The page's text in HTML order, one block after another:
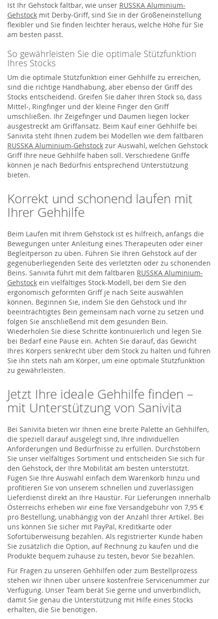
Ist Ihr Gehstock faltbar, wie unser RUSSKA Aluminium-
Gehstock mit Derby-Griff, sind Sie in der Größeneinstellung
flexibler und Sie finden leichter heraus, welche Höhe für Sie
am besten passt.
So gewährleisten Sie die optimale Stützfunktion
Ihres Stocks
Um die optimale Stützfunktion einer Gehhilfe zu erreichen,
sind die richtige Handhabung, aber ebenso der Griff des
Stocks entscheidend. Greifen Sie daher Ihren Stock so, dass
Mittel-, Ringfinger und der kleine Finger den Griff
umschließen. Ihr Zeigefinger und Daumen liegen locker
ausgestreckt am Griffansatz. Beim Kauf einer Gehhilfe bei
Sanivita steht Ihnen zudem bei Modellen wie dem faltbaren
RUSSKA Aluminium-Gehstock zur Auswahl, welchen Gehstock
Griff Ihre neue Gehhilfe haben soll. Verschiedene Griffe
können je nach Bedürfnis entsprechend Unterstützung
bieten.
Korrekt und schonend laufen mit
Ihrer Gehhilfe
Beim Laufen mit Ihrem Gehstock ist es hilfreich, anfangs die
Bewegungen unter Anleitung eines Therapeuten oder einer
Begleitperson zu üben. Führen Sie Ihren Gehstock auf der
gegenüberliegenden Seite des verletzten oder zu schonenden
Beins. Sanivita führt mit dem faltbaren RUSSKA Aluminium-
Gehstock ein vielfältiges Stock-Modell, bei dem Sie den
ergonomisch geformten Griff je nach Seite auswählen
können. Beginnen Sie, indem Sie den Gehstock und Ihr
beeinträchtigtes Bein gemeinsam nach vorne zu setzen und
folgen Sie anschließend mit dem gesunden Bein.
Wiederholen Sie diese Schritte kontinuierlich und legen Sie
bei Bedarf eine Pause ein. Achten Sie darauf, das Gewicht
Ihres Körpers senkrecht über dem Stock zu halten und führen
Sie ihn stets nah am Körper, um eine optimale Stützfunktion
zu gewährleisten.
Jetzt Ihre ideale Gehhilfe finden –
mit Unterstützung von Sanivita
Bei Sanivita bieten wir Ihnen eine breite Palette an Gehhilfen,
die speziell darauf ausgelegt sind, Ihre individuellen
Anforderungen und Bedürfnisse zu erfüllen. Durchstöbern
Sie unser vielfältiges Sortiment und entscheiden Sie sich für
den Gehstock, der Ihre Mobilität am besten unterstützt.
Fügen Sie Ihre Auswahl einfach dem Warenkorb hinzu und
profitieren Sie von unserem schnellen und zuverlässigen
Lieferdienst direkt an Ihre Haustür. Für Lieferungen innerhalb
Österreichs erheben wir eine fixe Versandgebühr von 7,95 €
pro Bestellung, unabhängig von der Anzahl Ihrer Artikel. Bei
uns können Sie sicher mit PayPal, Kreditkarte oder
Sofortüberweisung bezahlen. Als registrierter Kunde haben
Sie zusätzlich die Option, auf Rechnung zu kaufen und die
Produkte bequem zuhause zu testen, bevor Sie bezahlen.
Für Fragen zu unseren Gehhilfen oder zum Bestellprozess
stehen wir Ihnen über unsere kostenfreie Servicenummer zur
Verfügung. Unser Team berät Sie gerne und unverbindlich,
damit Sie genau die Unterstützung mit Hilfe eines Stocks
erhalten, die Sie benötigen.